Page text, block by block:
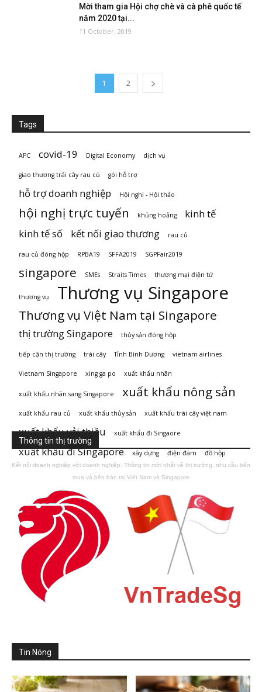
Mời tham gia Hội chợ chè và cà phê quốc tế
năm 2020 tại...
11 October, 2019
1 2
Tags
APC covid-19 Digital Economy dịch vụ
giao thương trái cây rau củ gói hỗ trợ
hỗ trợ doanh nghiệp Hội nghị - Hội thảo
hội nghị trực tuyến khủng hoảng
kinh tế
kinh tế số
kết nối giao thương rau củ
rau củ đóng hộp RPBA19 SFFA2019 SGPFair2019
singapore SMEs Straits Times thương mại điện tử
thương vụ Thương vụ Singapore
Thương vụ Việt Nam tại Singapore
thị trường Singapore thủy sản đóng hộp
tiếp cận thị trường trái cây Tỉnh Bình Dương vietnam airlines
Vietnam Singapore xing ga po xuất khẩu nhãn
xuất khẩu nhãn sang Singapore xuất khẩu nông sản
xuất khẩu rau củ xuất khẩu thủy sản xuất khẩu trái cây việt nam
xuất khẩu vải thiều xuất khẩu đi Singaore
xuất khẩu đi Singapore xây dựng điện đàm đồ hộp
Thông tin thị trường
Kết nối doanh nghiệp với doanh nghiệp. Thông tin mới nhất về thị trường, nhu cầu bên
mua và bên bán tại Việt Nam và Singapore
Tin Nóng